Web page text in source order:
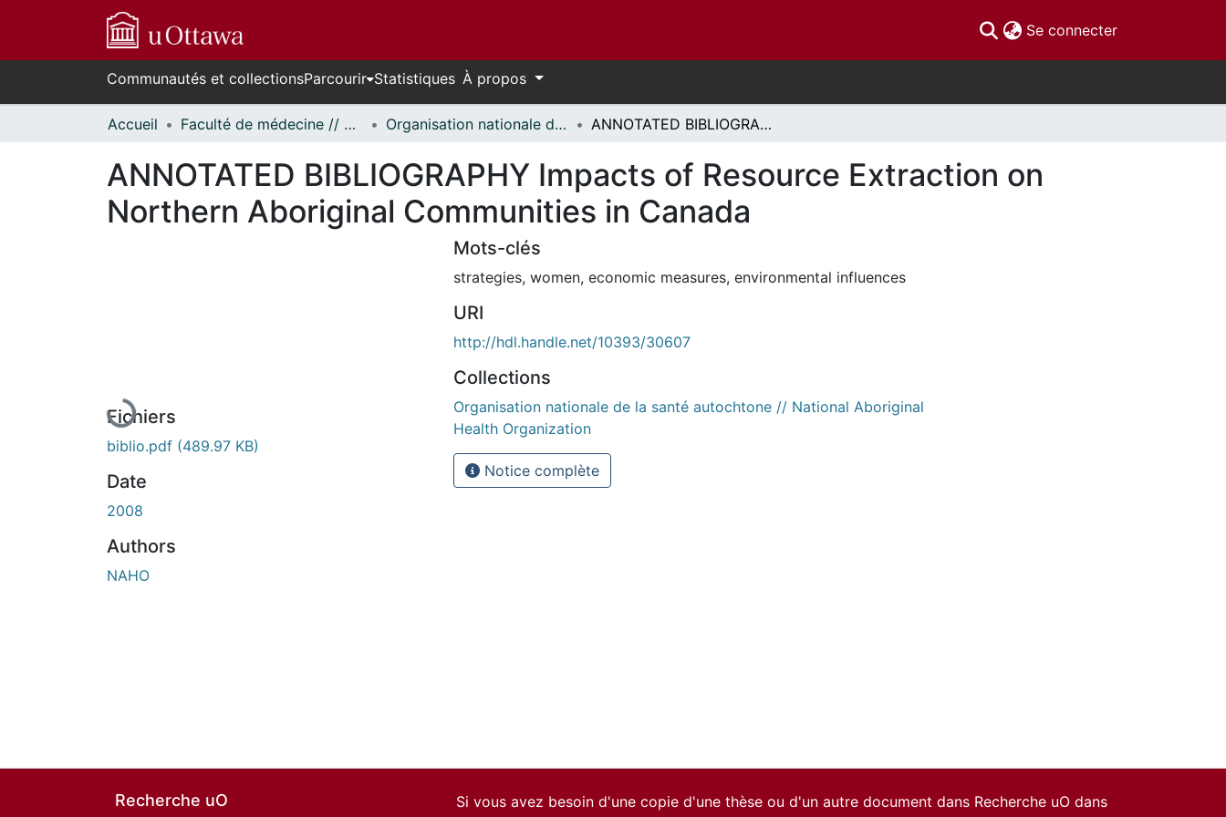
Se connecter(current)
Communautés et collectionsParcourir Statistiques À propos
Accueil Faculté de médecine // Faculty of Medicine Organisation nationale de la santé autochtone // National Aboriginal Health Organization ANNOTATED BIBLIOGRAPHY Impacts of Resource Extraction on Northern Aboriginal Communities in Canada
ANNOTATED BIBLIOGRAPHY Impacts of Resource Extraction on
Northern Aboriginal Communities in Canada
En cours de chargement...
Fichiers
biblio.pdf (489.97 KB)
Date
2008
Authors
NAHO
Mots-clés
strategies, women, economic measures, environmental influences
URI
http://hdl.handle.net/10393/30607
Collections
Organisation nationale de la santé autochtone // National Aboriginal
Health Organization
Notice complète
Recherche uO
Si vous avez besoin d'une copie d'une thèse ou d'un autre document dans Recherche uO dans